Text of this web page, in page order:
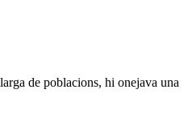
de poblacions, hi onejava una